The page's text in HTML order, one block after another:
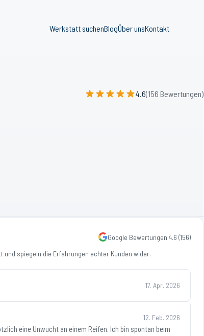
Werkstatt suchenBlogÜber unsKontakt
4.6(156 Bewertungen)
Google Bewertungen 4.6 (156)
spiegeln die Erfahrungen echter Kunden wider.
17. Apr. 2026
12. Feb. 2026
eine Unwucht an einem Reifen. Ich bin spontan beim